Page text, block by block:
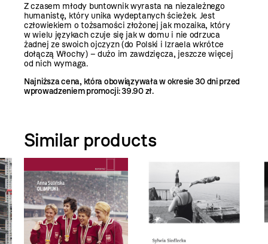
Z czasem młody buntownik wyrasta na niezależnego
humanistę, który unika wydeptanych ścieżek. Jest
człowiekiem o tożsamości złożonej jak mozaika, który
w wielu językach czuje się jak w domu i nie odrzuca
żadnej ze swoich ojczyzn (do Polski i Izraela wkrótce
dołączą Włochy) – dużo im zawdzięcza, jeszcze więcej
od nich wymaga.
Najniższa cena, która obowiązywała w okresie 30 dni przed
wprowadzeniem promocji: 39.90 zł.
Similar products